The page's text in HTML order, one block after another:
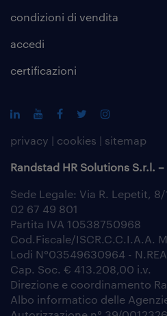
condizioni di vendita
accedi
certificazioni
privacy | cookies | sitemap
Randstad HR Solutions S.r.l.
Sede Legale: Via R. Lepetit,
02 67 49 801
Partita IVA 10538750968
Cod.Fiscale/ISCR.C.C.I.A.A.
Lodi N°03549630964 -
Cap. Soc. € 413.208,00 i.v.
Direzione e coordinamento
Albo informatico delle